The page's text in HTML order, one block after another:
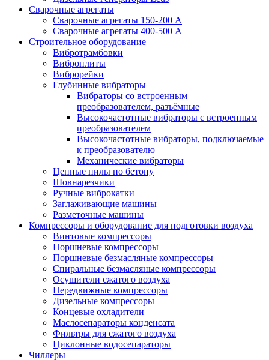
Сварочные агрегаты
Сварочные агрегаты 150-200 А
Сварочные агрегаты 400-500 А
Строительное оборудование
Вибротрамбовки
Виброплиты
Виброрейки
Глубинные вибраторы
Вибраторы со встроенным
преобразователем, разъёмные
Высокочастотные вибраторы с встроенным
преобразователем
Высокочастотные вибраторы, подключаемые
к преобразователю
Механические вибраторы
Цепные пилы по бетону
Шовнарезчики
Ручные виброкатки
Заглаживающие машины
Разметочные машины
Компрессоры и оборудование для подготовки воздуха
Винтовые компрессоры
Поршневые компрессоры
Поршневые безмасляные компрессоры
Спиральные безмасляные компрессоры
Осушители сжатого воздуха
Передвижные компрессоры
Дизельные компрессоры
Концевые охладители
Маслосепараторы конденсата
Фильтры для сжатого воздуха
Циклонные водосепараторы
Чиллеры